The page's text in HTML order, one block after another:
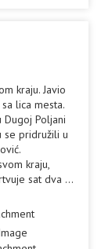
kraju. Javio
lica mesta.
Poljani
se pridružili u
kraju,
sat dva ...